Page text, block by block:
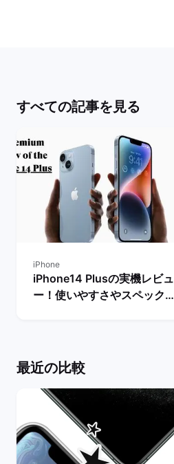
すべての記事を見る
iPhone
iPhone14 Plusの実機レビュ
ー！使いやすさやスペック・
最近の比較